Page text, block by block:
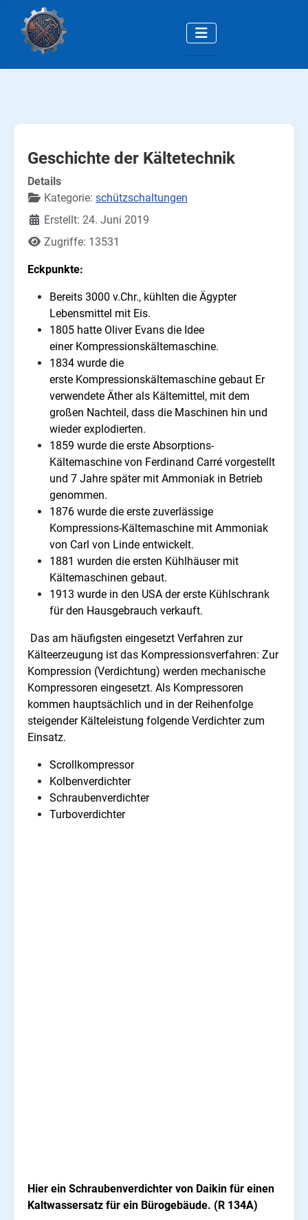
Geschichte der Kältetechnik
Details
Kategorie: schützschaltungen
Erstellt: 24. Juni 2019
Zugriffe: 13531
Eckpunkte:
Bereits 3000 v.Chr., kühlten die Ägypter
Lebensmittel mit Eis.
1805 hatte Oliver Evans die Idee
einer Kompressionskältemaschine.
1834 wurde die
erste Kompressionskältemaschine gebaut Er
verwendete Äther als Kältemittel, mit dem
großen Nachteil, dass die Maschinen hin und
wieder explodierten.
1859 wurde die erste Absorptions-
Kältemaschine von Ferdinand Carré vorgestellt
und 7 Jahre später mit Ammoniak in Betrieb
genommen.
1876 wurde die erste zuverlässige
Kompressions-Kältemaschine mit Ammoniak
von Carl von Linde entwickelt.
1881 wurden die ersten Kühlhäuser mit
Kältemaschinen gebaut.
1913 wurde in den USA der erste Kühlschrank
für den Hausgebrauch verkauft.
Das am häufigsten eingesetzt Verfahren zur
Kälteerzeugung ist das Kompressionsverfahren: Zur
Kompression (Verdichtung) werden mechanische
Kompressoren eingesetzt. Als Kompressoren
kommen hauptsächlich und in der Reihenfolge
steigender Kälteleistung folgende Verdichter zum
Einsatz.
Scrollkompressor
Kolbenverdichter
Schraubenverdichter
Turboverdichter
Hier ein Schraubenverdichter von Daikin für einen
Kaltwassersatz für ein Bürogebäude. (R 134A)